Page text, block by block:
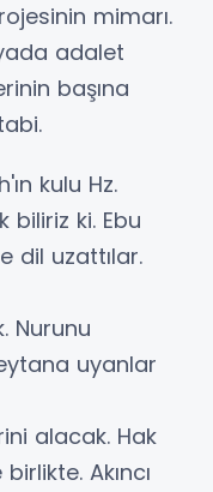
mimarı.
adalet
başına
kulu Hz.
ki. Ebu
dil uzattılar.
Nurunu
uyanlar
alacak. Hak
Akıncı